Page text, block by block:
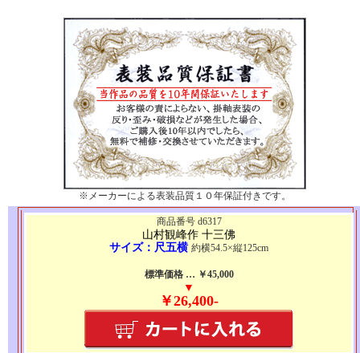
※メーカーによる表装品質１０年保証付きです。
商品番号 d6317
山村観峰作 十三佛
サイズ：尺五横 約横54.5×縦125cm
標準価格 … ￥45,000
▼
￥26,400-